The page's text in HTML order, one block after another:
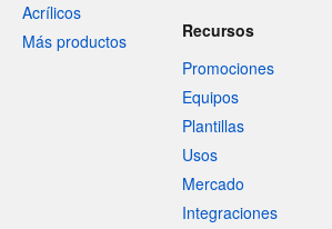
Acrílicos
Más productos
Recursos
Promociones
Equipos
Plantillas
Usos
Mercado
Integraciones